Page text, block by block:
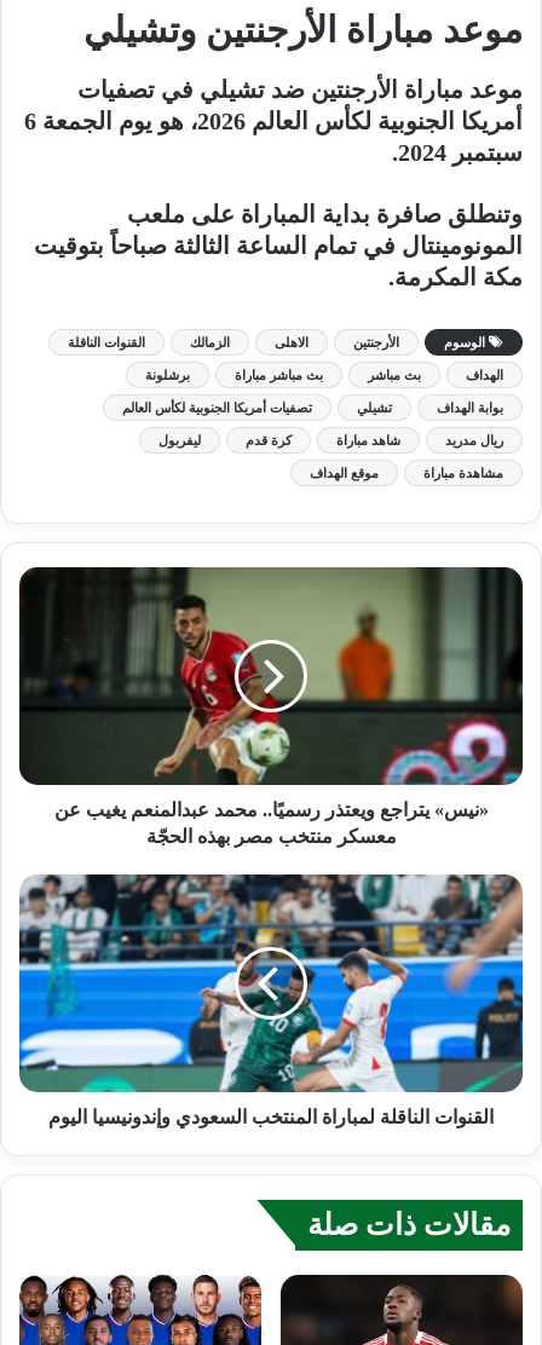
موعد مباراة الأرجنتين وتشيلي
موعد مباراة الأرجنتين ضد تشيلي في تصفيات
أمريكا الجنوبية لكأس العالم 2026، هو يوم الجمعة 6
سبتمبر 2024.
وتنطلق صافرة بداية المباراة على ملعب
المونومينتال في تمام الساعة الثالثة صباحاً بتوقيت
مكة المكرمة.
الوسوم الأرجنتين الاهلى الزمالك القنوات الناقلة
الهداف بث مباشر بث مباشر مباراة برشلونة
بوابة الهداف تشيلي تصفيات أمريكا الجنوبية لكأس العالم
ريال مدريد شاهد مباراة كرة قدم ليفربول
مشاهدة مباراة موقع الهداف
«نيس» يتراجع ويعتذر رسميًا.. محمد عبدالمنعم يغيب عن
معسكر منتخب مصر بهذه الحجّة
القنوات الناقلة لمباراة المنتخب السعودي وإندونيسيا اليوم
مقالات ذات صلة